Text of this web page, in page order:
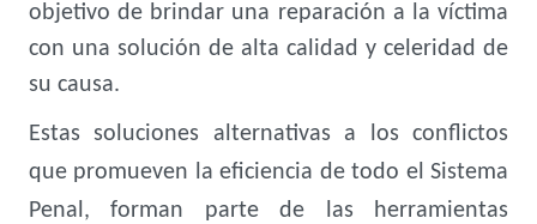
objetivo de brindar una reparación a la víctima
con una solución de alta calidad y celeridad de
su causa.
Estas soluciones alternativas a los conflictos
que promueven la eficiencia de todo el Sistema
Penal, forman parte de las herramientas